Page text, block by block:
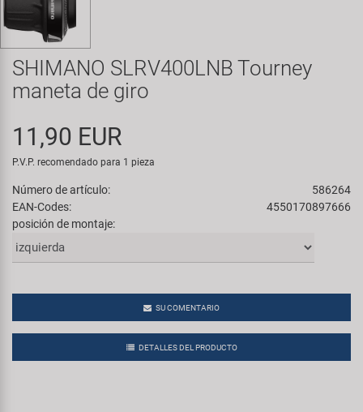
Transporte y Aparcamiento
Super B
Velo
Todas las marcas
SHIMANO SLRV400LNB Tourney
maneta de giro
11,90 EUR
P.V.P. recomendado para 1 pieza
Número de artículo:
586264
EAN-Codes:
4550170897666
posición de montaje:
SU COMENTARIO
DETALLES DEL PRODUCTO